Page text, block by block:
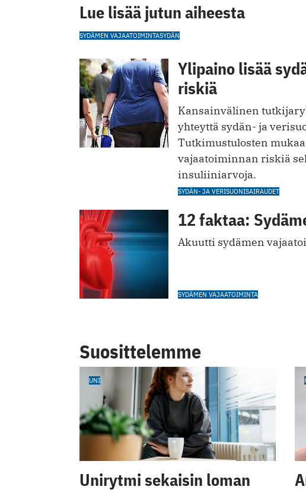
Lue lisää jutun aiheesta
SYDÄMEN VAJAATOIMINTASYDÄN
Ylipaino lisää
riskiä
Kansainvälinen
yhteyttä sydän- ja
Tutkimustulosten
vajaatoiminnan riskiä
insuliiniarvoja.
SYDÄN- JA VERISUONISAIRAUDET
12 faktaa:
Akuutti sydämen
SYDÄMEN VAJAATOIMINTA
Suosittelemme
UNI
Unirytmi sekaisin loman